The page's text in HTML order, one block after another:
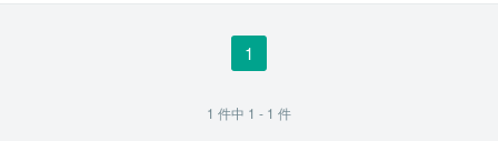
1
1 件中 1 - 1 件